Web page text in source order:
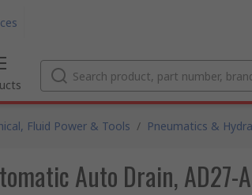
Fluid Power & Tools / Pneumatics &
Auto Drain, AD27-A